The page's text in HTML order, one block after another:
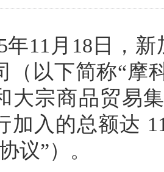
年11月18日，
（以下简称“摩
大宗商品贸易
加入的总额达
议”）。